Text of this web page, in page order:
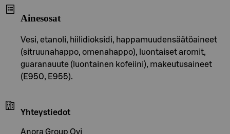
Ainesosat
Vesi, etanoli, hiilidioksidi, happamuudensäätöaineet
(sitruunahappo, omenahappo), luontaiset aromit,
guaranauute (luontainen kofeiini), makeutusaineet
(E950, E955).
Yhteystiedot
Anora Group Oyj